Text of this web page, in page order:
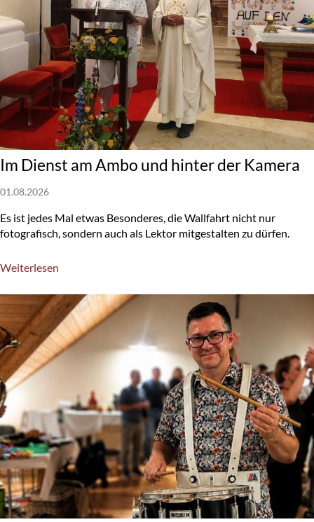
Im Dienst am Ambo und hinter der Kamera
01.08.2026
Es ist jedes Mal etwas Besonderes, die Wallfahrt nicht nur
fotografisch, sondern auch als Lektor mitgestalten zu dürfen.
Weiterlesen